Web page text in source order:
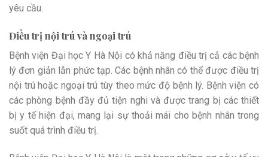
yêu cầu.
Điều trị nội trú và ngoại trú
Bệnh viện Đại học Y Hà Nội có khả năng điều trị cả các bệnh
lý đơn giản lẫn phức tạp. Các bệnh nhân có thể được điều trị
nội trú hoặc ngoại trú tùy theo mức độ bệnh lý. Bệnh viện có
các phòng bệnh đầy đủ tiện nghi và được trang bị các thiết
bị y tế hiện đại, mang lại sự thoải mái cho bệnh nhân trong
suốt quá trình điều trị.